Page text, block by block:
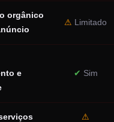
orgânico
⚠ Limitado
e
✔ Sim
⚠